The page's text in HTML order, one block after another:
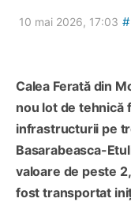
10 mai 2026, 17:03 #
Calea Ferată din
nou lot de tehnică
infrastructurii pe
Basarabeasca-
valoare de peste
fost transportat